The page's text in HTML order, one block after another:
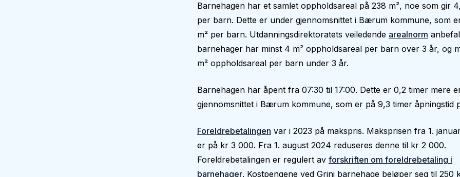
Barnehagen har et samlet oppholdsareal på 238 m², noe som gir
per barn. Dette er under gjennomsnittet i Bærum kommune, som
m² per barn. Utdanningsdirektoratets veiledende arealnorm
barnehager har minst 4 m² oppholdsareal per barn over 3 år, og
m² oppholdsareal per barn under 3 år.
Barnehagen har åpent fra 07:30 til 17:00. Dette er 0,2 timer mere
gjennomsnittet i Bærum kommune, som er på 9,3 timer åpningstid
Foreldrebetalingen var i 2023 på makspris. Maksprisen fra 1.
er på kr 3 000. Fra 1. august 2024 reduseres denne til kr 2 000.
Foreldrebetalingen er regulert av forskriften om foreldrebetaling i
barnehager. Kostpengene ved Grini barnehage beløper seg til 250